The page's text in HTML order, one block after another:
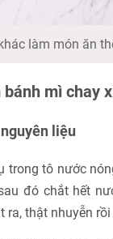
làm món ăn
mì chay
liệu
trong tô nước
đó chắt hết
ra, thật nhuyễn